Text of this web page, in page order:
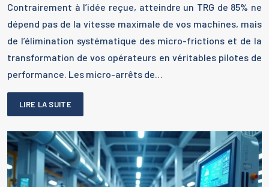
Contrairement à l’idée reçue, atteindre un TRG de 85% ne
dépend pas de la vitesse maximale de vos machines, mais
de l’élimination systématique des micro-frictions et de la
transformation de vos opérateurs en véritables pilotes de
performance. Les micro-arrêts de…
LIRE LA SUITE